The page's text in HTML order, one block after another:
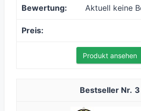
Aktuell keine
Produkt ansehen
3